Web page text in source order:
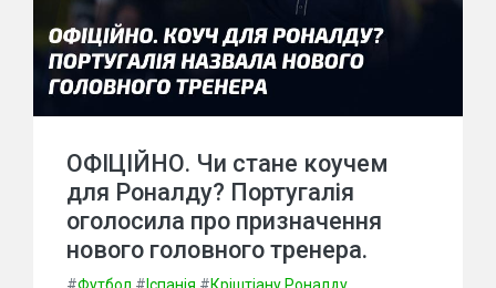
ОФІЦІЙНО. Чи стане коучем
для Роналду? Португалія
оголосила про призначення
нового головного тренера.